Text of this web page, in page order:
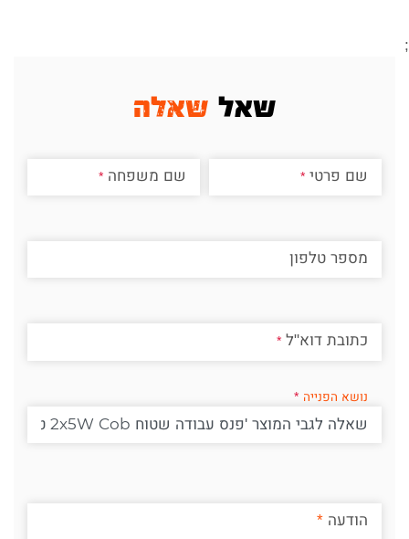
;
שאל שאלה
שם פרטי שם משפחה
מספר טלפון
כתובת דוא"ל
נושא הפנייה
הודעה